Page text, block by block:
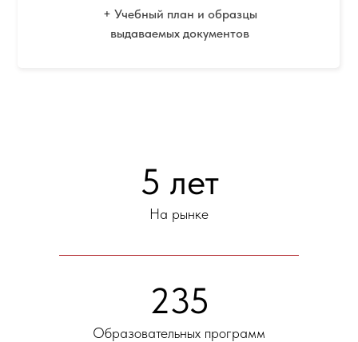
+ Учебный план и образцы
выдаваемых документов
5 лет
На рынке
235
Образовательных программ